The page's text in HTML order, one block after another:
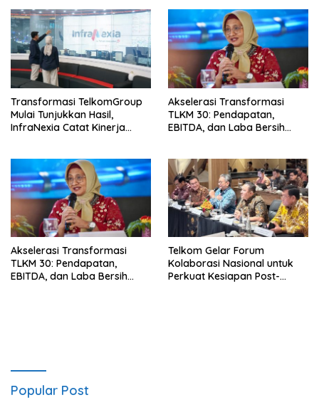
Transformasi TelkomGroup
Mulai Tunjukkan Hasil,
InfraNexia Catat Kinerja
Akselerasi Transformasi
TLKM 30: Pendapatan,
EBITDA, dan Laba Bersih
Akselerasi Transformasi
TLKM 30: Pendapatan,
EBITDA, dan Laba Bersih
Telkom Gelar Forum
Kolaborasi Nasional untuk
Perkuat Kesiapan Post-
Popular Post